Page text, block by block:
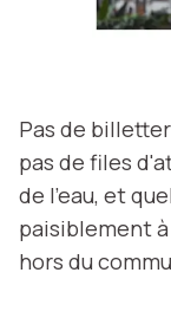
Pas de
pas de files
de l'eau, et
paisiblement
hors du